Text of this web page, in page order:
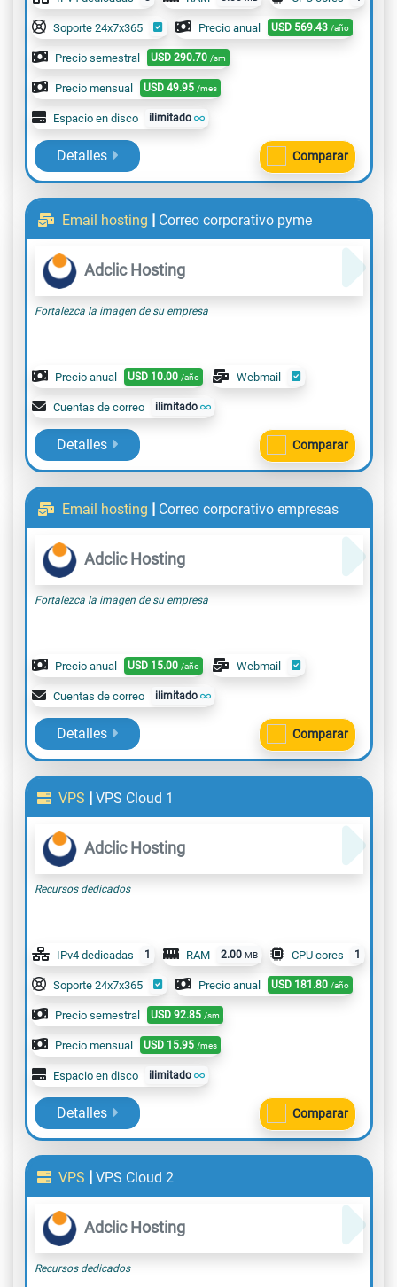
Soporte 24x7x365 Precio anual USD 569.43 /año
Precio semestral USD 290.70 /sm
Precio mensual USD 49.95 /mes
Espacio en disco ilimitado
Detalles Comparar
Email hosting | Correo corporativo pyme
Adclic Hosting
Fortalezca la imagen de su empresa
Precio anual USD 10.00 /año Webmail
Cuentas de correo ilimitado
Detalles Comparar
Email hosting | Correo corporativo empresas
Adclic Hosting
Fortalezca la imagen de su empresa
Precio anual USD 15.00 /año Webmail
Cuentas de correo ilimitado
Detalles Comparar
VPS | VPS Cloud 1
Adclic Hosting
Recursos dedicados
IPv4 dedicadas 1 RAM 2.00 MB CPU cores 1
Soporte 24x7x365 Precio anual USD 181.80 /año
Precio semestral USD 92.85 /sm
Precio mensual USD 15.95 /mes
Espacio en disco ilimitado
Detalles Comparar
VPS | VPS Cloud 2
Adclic Hosting
Recursos dedicados